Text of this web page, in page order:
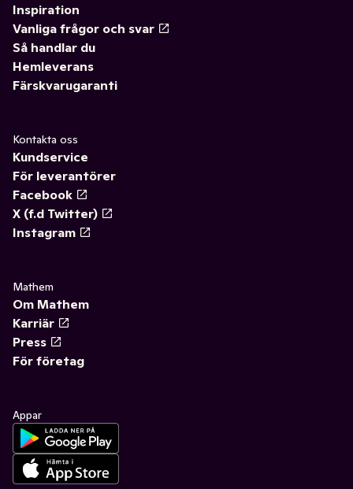
Inspiration
Vanliga frågor och svar
Så handlar du
Hemleverans
Färskvarugaranti
Kontakta oss
Kundservice
För leverantörer
Facebook
X (f.d Twitter)
Instagram
Mathem
Om Mathem
Karriär
Press
För företag
Appar